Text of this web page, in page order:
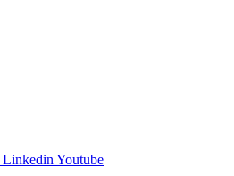
Linkedin Youtube